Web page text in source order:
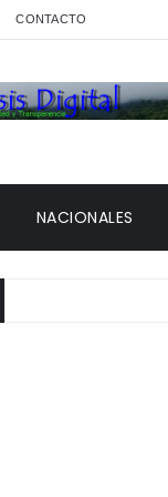
CONTACTO
NACIONALES